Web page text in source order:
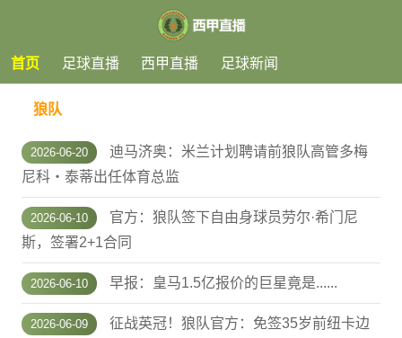
首页 足球直播 西甲直播 足球新闻
狼队
2026-06-20
迪马济奥：米兰计划聘请前狼队高管多梅
尼科・泰蒂出任体育总监
2026-06-10
官方：狼队签下自由身球员劳尔·希门尼
斯，签署2+1合同
2026-06-10 早报：皇马1.5亿报价的巨星竟是......
2026-06-09
征战英冠！狼队官方：免签35岁前纽卡边